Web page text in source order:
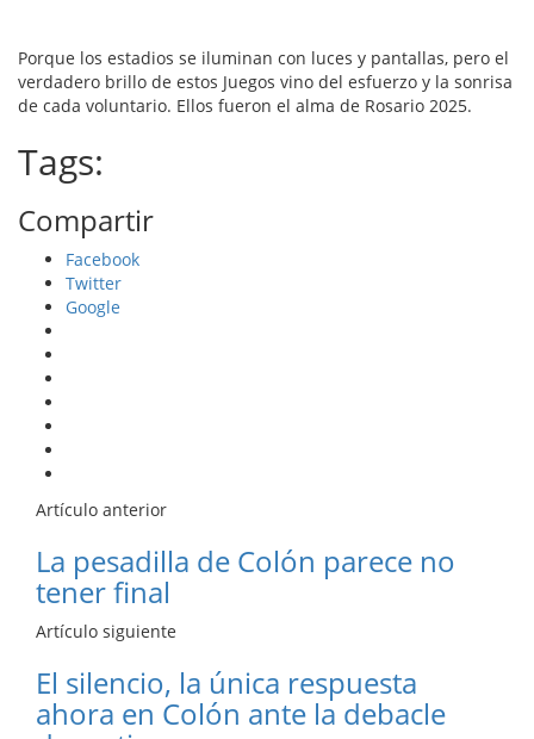
Porque los estadios se iluminan con luces y pantallas, pero el
verdadero brillo de estos Juegos vino del esfuerzo y la sonrisa
de cada voluntario. Ellos fueron el alma de Rosario 2025.
Tags:
Compartir
Facebook
Twitter
Google
Artículo anterior
La pesadilla de Colón parece no
tener final
Artículo siguiente
El silencio, la única respuesta
ahora en Colón ante la debacle